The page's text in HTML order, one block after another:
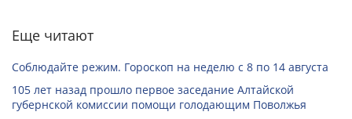
Еще читают
Соблюдайте режим. Гороскоп на неделю с 8 по 14 августа
105 лет назад прошло первое заседание Алтайской
губернской комиссии помощи голодающим Поволжья